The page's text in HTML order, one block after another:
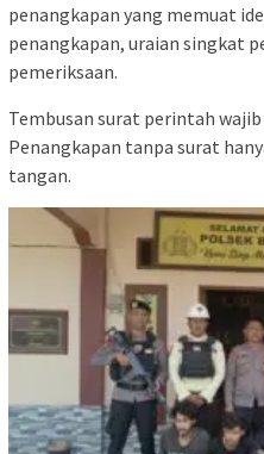
penangkapan yang memuat
penangkapan, uraian singkat
pemeriksaan.
Tembusan surat perintah
Penangkapan tanpa surat
tangan.